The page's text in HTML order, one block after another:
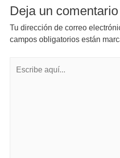
Deja un comentario
Tu dirección de correo
campos obligatorios están